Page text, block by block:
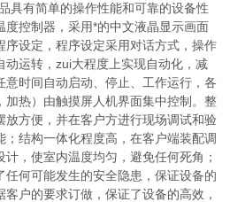
具有简单的操作性能和可靠的设备性
度控制器，采用*的中文液晶显示画面
序设定，程序设定采用对话方式，操作
动运转，zui大程度上实现自动化，减
意时间自动启动、停止、工作运行，各
加热）由触摸屏人机界面集中控制。整
放方便，并在客户方进行现场调试和验
结构一体化程度高，在客户端装配调
，使室内温度均匀，避免任何死角；
任何可能发生的安全隐患，保证设备的
户的要求订做，保证了设备的高效，